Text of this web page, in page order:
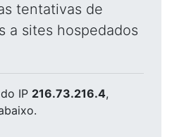
tentativas de
a sites hospedados
do IP 216.73.216.4,